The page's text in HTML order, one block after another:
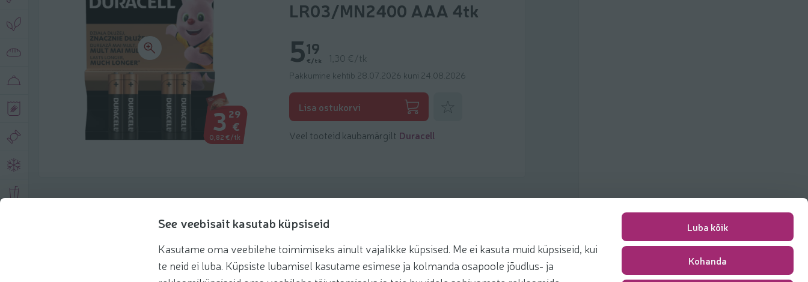
See veebisait kasutab küpsiseid
Kasutame oma veebilehe toimimiseks ainult vajalikke küpsised. Me ei kasuta muid küpsiseid, kui
te neid ei luba. Küpsiste lubamisel kasutame esimese ja kolmanda osapoole jõudlus- ja
Luba kõik
Kohanda
3 29
€
0,82 €/tk
LR03/MN2400 AAA 4tk
519
€/tk 1,30 €/tk
Pakkumine kehtib 28.07.2026 kuni 24.08.2026
Lisa ostukorvi
Veel tooteid kaubamärgilt Duracell
Soovitatud tooted